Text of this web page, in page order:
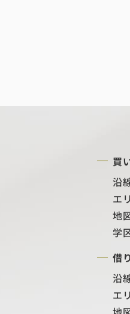
買
沿
エ
地
学
借
沿
エ